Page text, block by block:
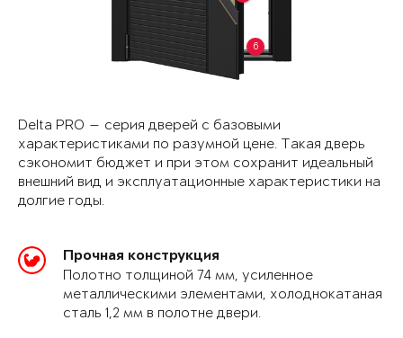
6
Delta PRO — серия дверей с базовыми
характеристиками по разумной цене. Такая дверь
сэкономит бюджет и при этом сохранит идеальный
внешний вид и эксплуатационные характеристики на
долгие годы.
Прочная конструкция
Полотно толщиной 74 мм, усиленное
металлическими элементами, холоднокатаная
сталь 1,2 мм в полотне двери.